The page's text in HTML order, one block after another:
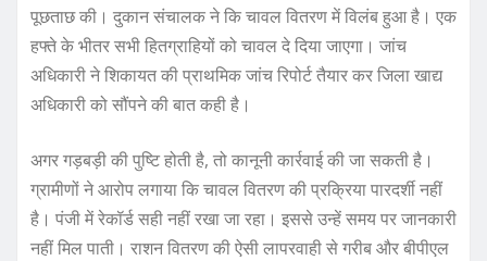
पूछताछ की। दुकान संचालक ने कि चावल वितरण में विलंब हुआ है। एक
हफ्ते के भीतर सभी हितग्राहियों को चावल दे दिया जाएगा। जांच
अधिकारी ने शिकायत की प्राथमिक जांच रिपोर्ट तैयार कर जिला खाद्य
अधिकारी को सौंपने की बात कही है।
अगर गड़बड़ी की पुष्टि होती है, तो कानूनी कार्रवाई की जा सकती है।
ग्रामीणों ने आरोप लगाया कि चावल वितरण की प्रक्रिया पारदर्शी नहीं
है। पंजी में रेकॉर्ड सही नहीं रखा जा रहा। इससे उन्हें समय पर जानकारी
नहीं मिल पाती। राशन वितरण की ऐसी लापरवाही से गरीब और बीपीएल